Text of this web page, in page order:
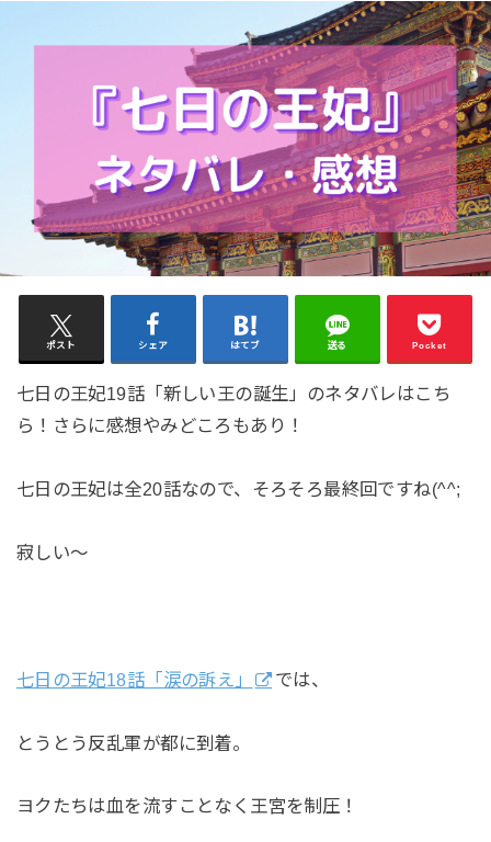
ポスト シェア はてブ 送る Pocket
七日の王妃19話「新しい王の誕生」のネタバレはこち
ら！さらに感想やみどころもあり！
七日の王妃は全20話なので、そろそろ最終回ですね(^^;
寂しい～
七日の王妃18話「涙の訴え」 では、
とうとう反乱軍が都に到着。
ヨクたちは血を流すことなく王宮を制圧！